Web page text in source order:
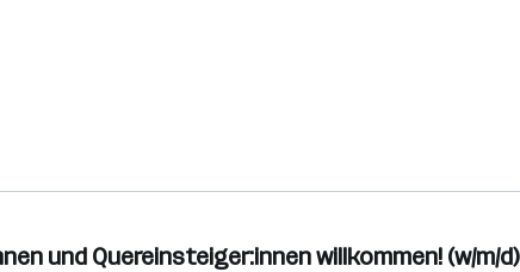
und Quereinsteiger:innen willkommen! (w/m/d)